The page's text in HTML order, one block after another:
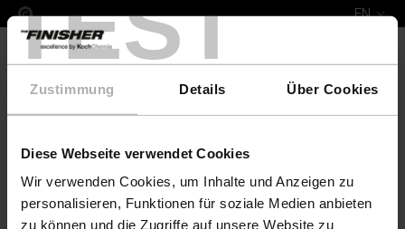
TEST
Zustimmung Details Über Cookies
Diese Webseite verwendet Cookies
Wir verwenden Cookies, um Inhalte und Anzeigen zu
personalisieren, Funktionen für soziale Medien anbieten
zu können und die Zugriffe auf unsere Website zu
EN
COLOURLOCK Leather Fresh Colour & Protect Set